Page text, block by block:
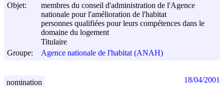
Objet:
membres du conseil d'administration de l'Agence
nationale pour l'amélioration de l'habitat
personnes qualifiées pour leurs compétences dans le
domaine du logement
Titulaire
Groupe:
Agence nationale de l'habitat (ANAH)
nomination 18/04/2001